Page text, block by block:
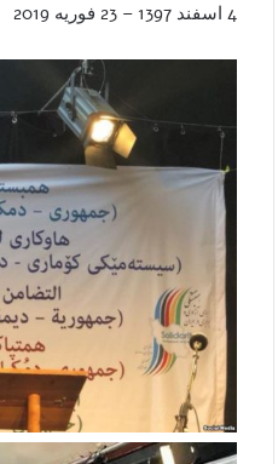
4 اسفند 1397 – 23 فوريه 2019